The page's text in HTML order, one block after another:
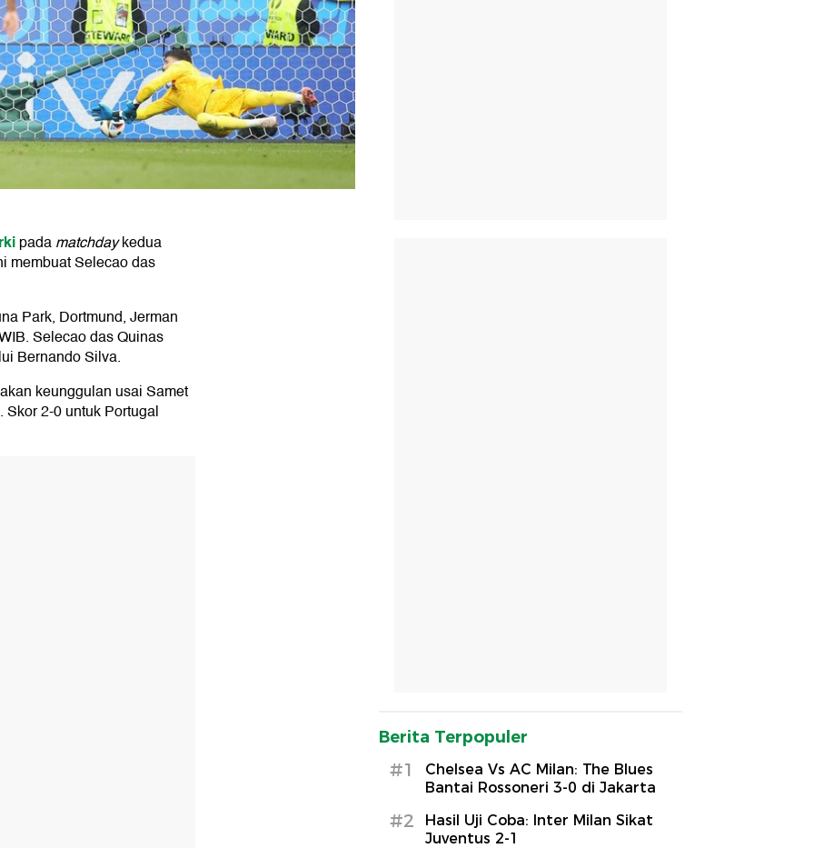
padamatchdaykedua
membuat Selecao das
Park, Dortmund, Jerman
Selecao das Quinas
Bernando Silva.
keunggulan usai Samet
2-0 untuk Portugal
Berita Terpopuler
#1
Chelsea Vs AC Milan: The Blues
Bantai Rossoneri 3-0 di Jakarta
#2
Hasil Uji Coba: Inter Milan Sikat
Juventus 2-1